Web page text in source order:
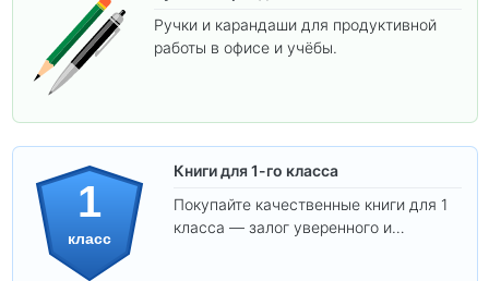
Ручки и карандаши для продуктивной
работы в офисе и учёбы.
1
класс
Книги для 1-го класса
Покупайте качественные книги для 1
класса — залог уверенного и